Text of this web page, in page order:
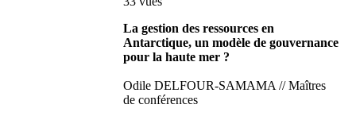
La gestion des ressources en
Antarctique, un modèle de gouvernance
pour la haute mer ?
Odile DELFOUR-SAMAMA // Maîtres
de conférences